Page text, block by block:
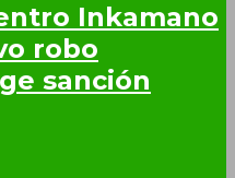
Inkamano
robo
sanción